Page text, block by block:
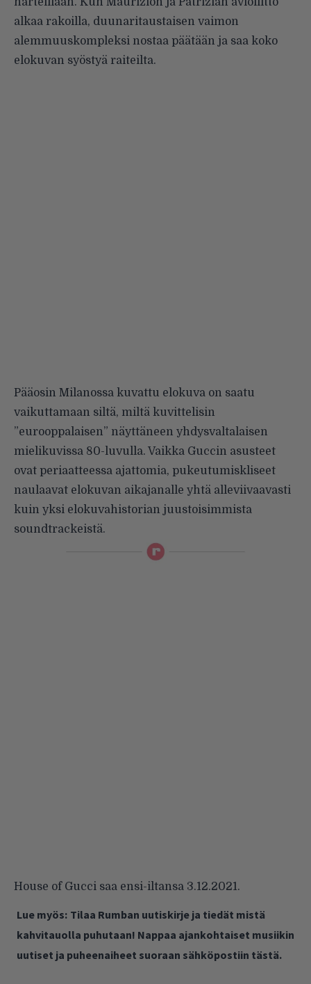
alkaa rakoilla, duunaritaustaisen vaimon
alemmuuskompleksi nostaa päätään ja saa koko
elokuvan syöstyä raiteilta.
Pääosin Milanossa kuvattu elokuva on saatu
vaikuttamaan siltä, miltä kuvittelisin
”eurooppalaisen” näyttäneen yhdysvaltalaisen
mielikuvissa 80-luvulla. Vaikka Guccin asusteet
ovat periaatteessa ajattomia, pukeutumiskliseet
naulaavat elokuvan aikajanalle yhtä alleviivaavasti
kuin yksi elokuvahistorian juustoisimmista
soundtrackeistä.
House of Gucci saa ensi-iltansa 3.12.2021.
Lue myös: Tilaa Rumban uutiskirje ja tiedät mistä
kahvitauolla puhutaan! Nappaa ajankohtaiset musiikin
uutiset ja puheenaiheet suoraan sähköpostiin tästä.